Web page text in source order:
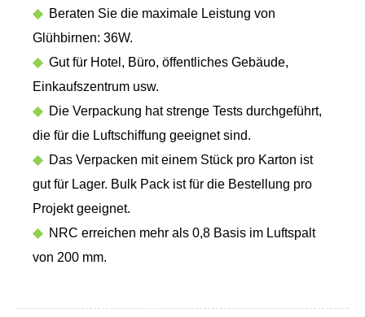
◆ Beraten Sie die maximale Leistung von
Glühbirnen: 36W.
◆ Gut für Hotel, Büro, öffentliches Gebäude,
Einkaufszentrum usw.
◆ Die Verpackung hat strenge Tests durchgeführt,
die für die Luftschiffung geeignet sind.
◆ Das Verpacken mit einem Stück pro Karton ist
gut für Lager. Bulk Pack ist für die Bestellung pro
Projekt geeignet.
◆ NRC erreichen mehr als 0,8 Basis im Luftspalt
von 200 mm.